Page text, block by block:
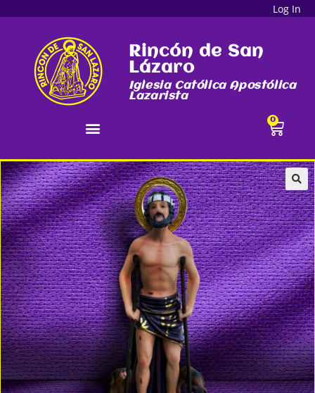
Log In
Rincón de San
Lázaro
Iglesia Católica Apostólica
Lazarista
0
🔍